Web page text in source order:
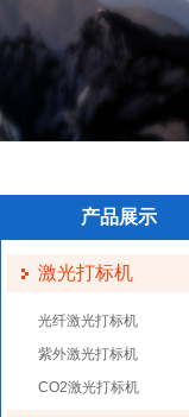
产品展示
激光打标机
光纤激光打标机
紫外激光打标机
CO2激光打标机